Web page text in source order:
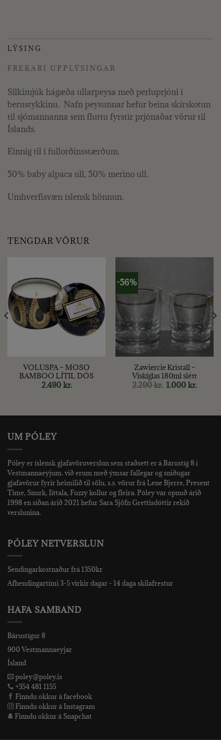
LÝSING
FREKARI UPPLÝSINGAR
Silkimjúk hágæða ullarpeysa með perluprjóni í
berustykkinu. Nafn peysunnar hefur beina skírskotun
til sjómannanna sem fluttu fyrstir prjónaðar vörur til
Íslands.
Einnig til í fullorðinsstærðum.
50% baby alpaca ull, 50% merino ull.
Umhverfisvæn íslensk hönnun.
TENGDAR VÖRUR
VOLUSPA – MOSO
BAMBOO LÍTIL DÓS
2.490 kr.
-56%
Zawiercie Kristall –
Viskíglas 180ml slétt
2.290kr. Original
price
1.000kr.
price
UM PÓLEY
Póley er íslensk gjafavöruverslun sem staðsett er á Bárustíg 8 í
Vestmannaeyjum. við erum með ýmsar fallegar og sniðugar
gjafavörur fyrir heimilið til sölu, s.s. vörur frá Lene Bjerre, Present
Time, Snurk, Iittala, Fuzzy kollur og fleira. Póley var opnuð árið
1998 en síðan árið 2021 hefur Sara Sjöfn Grettisdóttir rekið
verslunina.
PÓLEY NETVERSLUN
Sendingarkostnaður frá 1350kr
Afhendingartími 3-5 virkir dagar - 14 daga skilafrestur
HAFA SAMBAND
Bárustígur 8
900 Vestmannaeyjar
Ísland
poley@poley.is
+354 481 1155
Finndu okkur á facebook
Finndu okkur á Instagram
Finndu okkur á Snapchat